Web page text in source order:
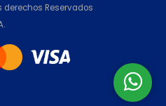
derechos Reservados